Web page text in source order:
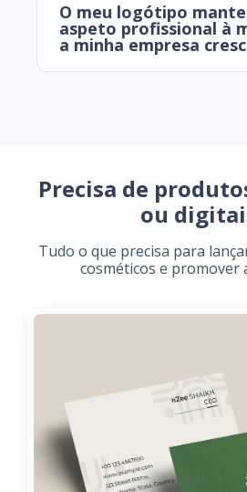
O meu logótipo
aspeto profissional à
a minha empresa
Precisa de
ou
Tudo o que precisa para
cosméticos e promover